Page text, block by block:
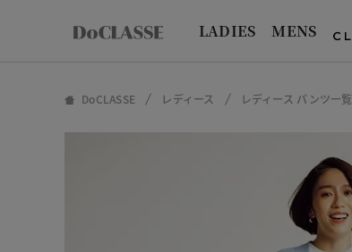
LADIES MENS
DoCLASSE レディース レディース パンツ一覧